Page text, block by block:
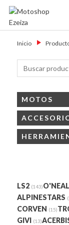
Skip
content
Motoshop
Ezeiza
Inicio→
Marcas
LS2 (143)O'NEAL
ALPINESTARS
CORVEN (15)
GIVI (13)
Buscar
por:
MOTOS